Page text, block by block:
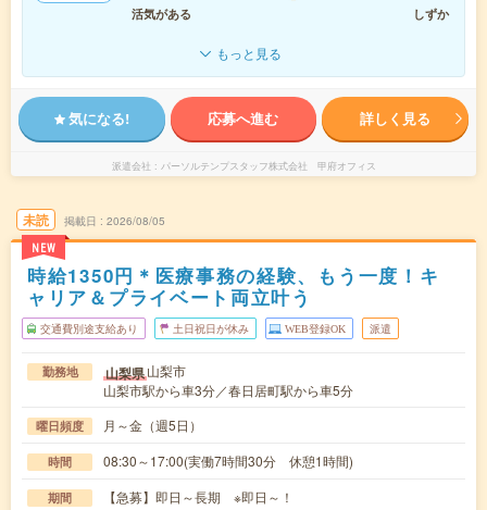
活気がある
しずか
もっと見る
気になる! 応募へ進む 詳しく見る
派遣会社 パーソルテンプスタッフ株式会社 甲府オフィス
未読
NEW
掲載日 2026/08/05
時給1350円＊医療事務の経験、もう一度！キ
ャリア＆プライベート両立叶う
交通費別途支給あり 土日祝日が休み WEB登録OK 派遣
勤務地 山梨県山梨市
山梨市駅から車3分／春日居町駅から車5分
曜日頻度 月～金（週5日）
時間 08:30～17:00(実働7時間30分 休憩1時間)
期間 【急募】即日～長期 ※即日～！